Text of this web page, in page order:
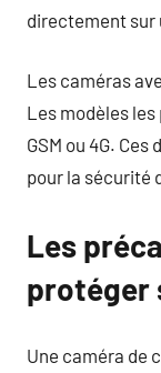
directement sur
Les caméras
Les modèles les
GSM ou 4G.
pour la sécurité
Les
protéger
Une caméra de